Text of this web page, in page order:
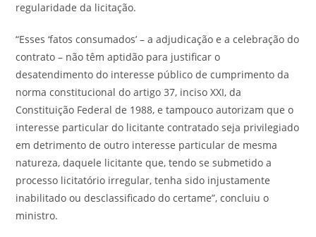
regularidade da licitação.
“Esses ‘fatos consumados’ – a adjudicação e a celebração do
contrato – não têm aptidão para justificar o
desatendimento do interesse público de cumprimento da
norma constitucional do artigo 37, inciso XXI, da
Constituição Federal de 1988, e tampouco autorizam que o
interesse particular do licitante contratado seja privilegiado
em detrimento de outro interesse particular de mesma
natureza, daquele licitante que, tendo se submetido a
processo licitatório irregular, tenha sido injustamente
inabilitado ou desclassificado do certame”, concluiu o
ministro.